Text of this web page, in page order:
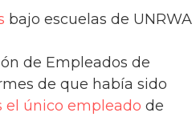
bajo escuelas de UNRWA
de Empleados de
de que había sido
el único empleado de